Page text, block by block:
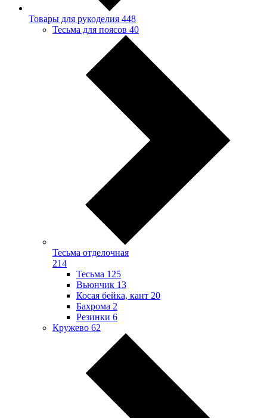
Товары для рукоделия 448
Тесьма для поясов 40
Тесьма отделочная
214
Тесьма 125
Вьюнчик 13
Косая бейка, кант 20
Бахрома 2
Резинки 6
Кружево 62